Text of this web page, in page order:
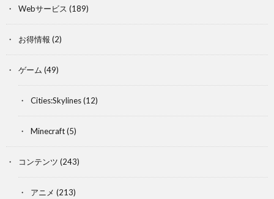
Webサービス (189)
お得情報 (2)
ゲーム (49)
Cities:Skylines(12)
Minecraft(5)
コンテンツ (243)
アニメ (213)